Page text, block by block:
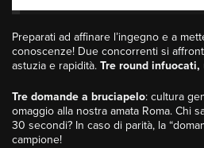
Preparati ad affinare l’ingegno e a
conoscenze! Due concorrenti si
astuzia e rapidità. Tre round infuocati,
Tre domande a bruciapelo: cultura
omaggio alla nostra amata Roma. Chi
30 secondi? In caso di parità, la
campione!